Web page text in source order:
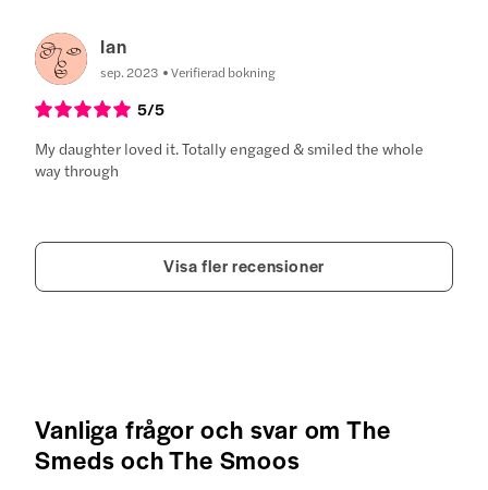
Ian
sep. 2023 Verifierad bokning
5/5
My daughter loved it. Totally engaged & smiled the whole
way through
Visa fler recensioner
Vanliga frågor och svar om The
Smeds och The Smoos